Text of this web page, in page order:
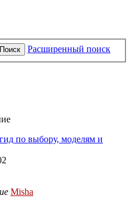
Поиск
Расширенный поиск
по выбору, моделям и
Misha